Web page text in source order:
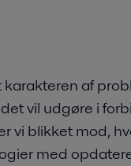
karakteren af
vil udgøre i
vi blikket mod,
med